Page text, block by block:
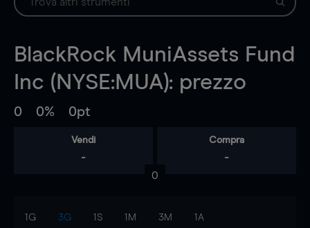
BlackRock MuniAssets Fund
Inc (NYSE:MUA): prezzo
0 0% 0pt
Vendi
-
Compra
-
0
1G 3G 1S 1M 3M 1A